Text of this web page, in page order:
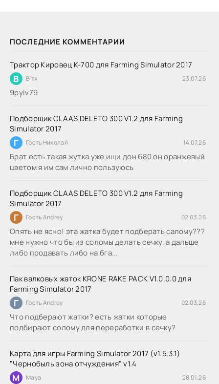
ПОСЛЕДНИЕ КОММЕНТАРИИ
Трактор Кировец К-700 для Farming Simulator 2017
В Вітя 23.07.26
9руіv79
Подборщик CLAAS DELETO 300 V1.2 для Farming
Simulator 2017
Г Гость Николай 14.07.26
Брат есть такая жутка уже ищи дон 680 он оранжевый
цветом я им сам лично пользуюсь
Подборщик CLAAS DELETO 300 V1.2 для Farming
Simulator 2017
Г Гость Andrey 02.03.26
Опять не ясно! эта жатка будет подберать салому???
мне нужно что бы из соломы делать сечку, а дальше
либо продавать либо на бга...
Пак валковых жаток KRONE RAKE PACK V1.0.0.0 для
Farming Simulator 2017
Г Гость Andrey 02.03.26
Что подберают жатки? есть жатки которые
подбирают солому для переработки в сечку?
Карта для игры Farming Simulator 2017 (v1.5.3.1)
"Чернобыль зона отчуждения" v1.4
M Maya 28.01.26